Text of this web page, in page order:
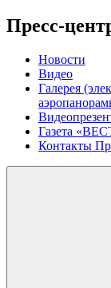
Пресс-
Новости
Видео
Галерея
Газета
Контакты